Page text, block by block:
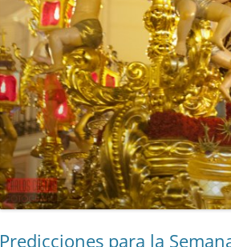
Predicciones para la